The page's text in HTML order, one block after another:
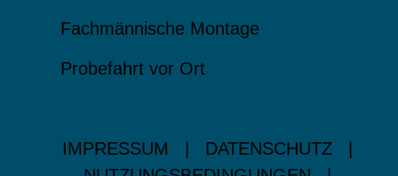
Fachmännische Montage
Probefahrt vor Ort
IMPRESSUM DATENSCHUTZ